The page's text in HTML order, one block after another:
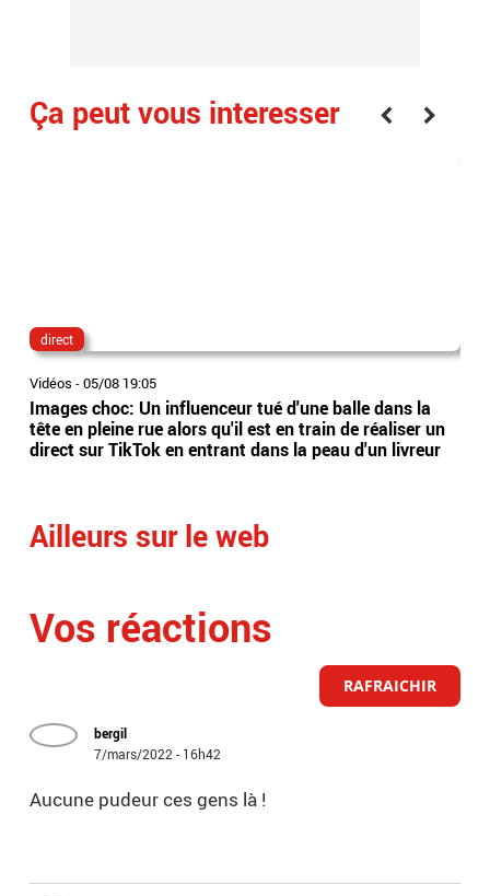
Ça peut vous interesser
direct
Vidéos -05/08 19:05
Images choc: Un influenceur tué d'une balle dans la
tête en pleine rue alors qu'il est en train de réaliser un
direct sur TikTok en entrant dans la peau d'un livreur
Ailleurs sur le web
Vos réactions
RAFRAICHIR
bergil
7/mars/2022 - 16h42
Aucune pudeur ces gens là !